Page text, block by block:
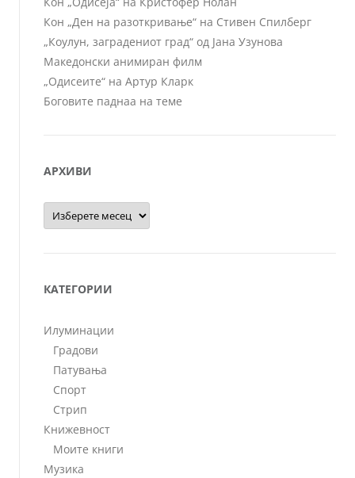
Кон „Ден на разоткривање“ на Стивен Спилберг
„Коулун, заградениот град“ од Јана Узунова
Македонски анимиран филм
„Одисеите“ на Артур Кларк
Боговите паднаа на теме
АРХИВИ
Архиви
КАТЕГОРИИ
Илуминации
Градови
Патувања
Спорт
Стрип
Книжевност
Моите книги
Музика